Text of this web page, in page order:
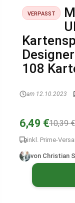
VERPASST
108
am 12.10.2023
6,49 €10,39 €
inkl. Prime-
von Christian